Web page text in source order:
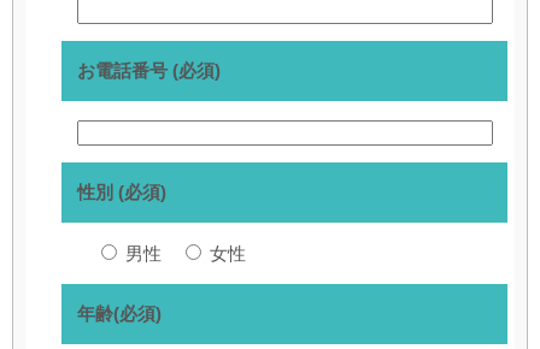
お電話番号 (必須)
性別 (必須)
男性 女性
年齢(必須)